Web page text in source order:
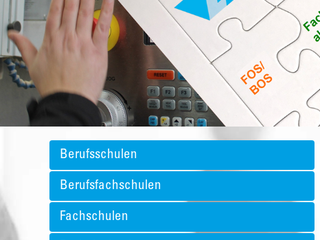
Berufsschulen
Berufsfachschulen
Fachschulen